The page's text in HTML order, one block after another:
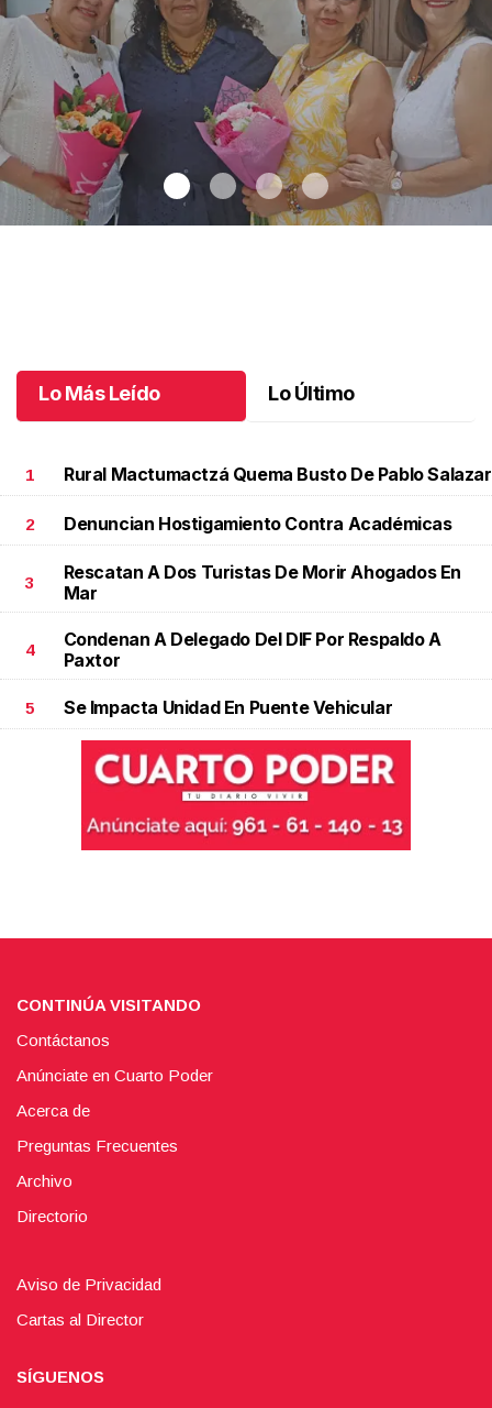
Lo Más Leído Lo Último
1 Rural Mactumactzá Quema Busto De Pablo Salazar
2 Denuncian Hostigamiento Contra Académicas
3
Rescatan A Dos Turistas De Morir Ahogados En
Mar
4
Condenan A Delegado Del DIF Por Respaldo A
Paxtor
5 Se Impacta Unidad En Puente Vehicular
CONTINÚA VISITANDO
Contáctanos
Anúnciate en Cuarto Poder
Acerca de
Preguntas Frecuentes
Archivo
Directorio
Aviso de Privacidad
Cartas al Director
SÍGUENOS